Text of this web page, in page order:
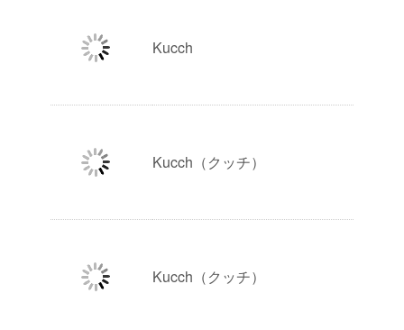
Kucch
Kucch（クッチ）
Kucch（クッチ）